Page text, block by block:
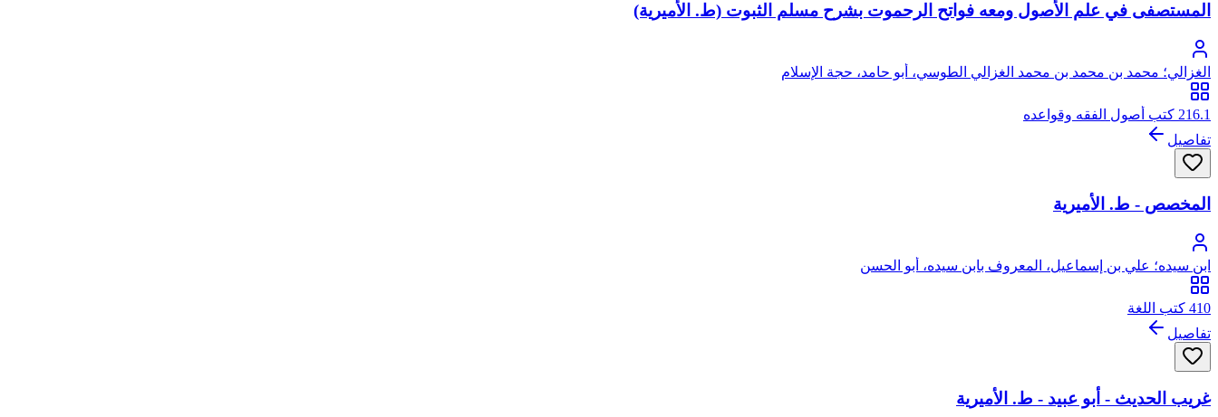
المستصفى في علم الأصول ومعه فواتح الرحموت بشرح مسلم الثبوت (ط. الأميرية)
الغزالي؛ محمد بن محمد بن محمد الغزالي الطوسي، أبو حامد، حجة الإسلام
216.1 كتب أصول الفقه وقواعده
تفاصيل
المخصص - ط. الأميرية
ابن سيده؛ علي بن إسماعيل، المعروف بابن سيده، أبو الحسن
410 كتب اللغة
تفاصيل
غريب الحديث - أبو عبيد - ط. الأميرية